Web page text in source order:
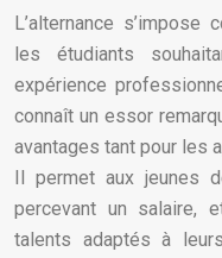
L’alternance
les étudiants
expérience
connaît un essor
avantages tant pour les
Il permet aux jeunes
percevant un salaire,
talents adaptés à